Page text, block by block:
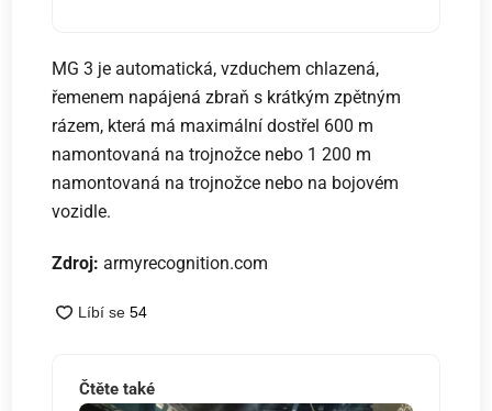
MG 3 je automatická, vzduchem chlazená,
řemenem napájená zbraň s krátkým zpětným
rázem, která má maximální dostřel 600 m
namontovaná na trojnožce nebo 1 200 m
namontovaná na trojnožce nebo na bojovém
vozidle.
Zdroj: armyrecognition.com
Čtěte také